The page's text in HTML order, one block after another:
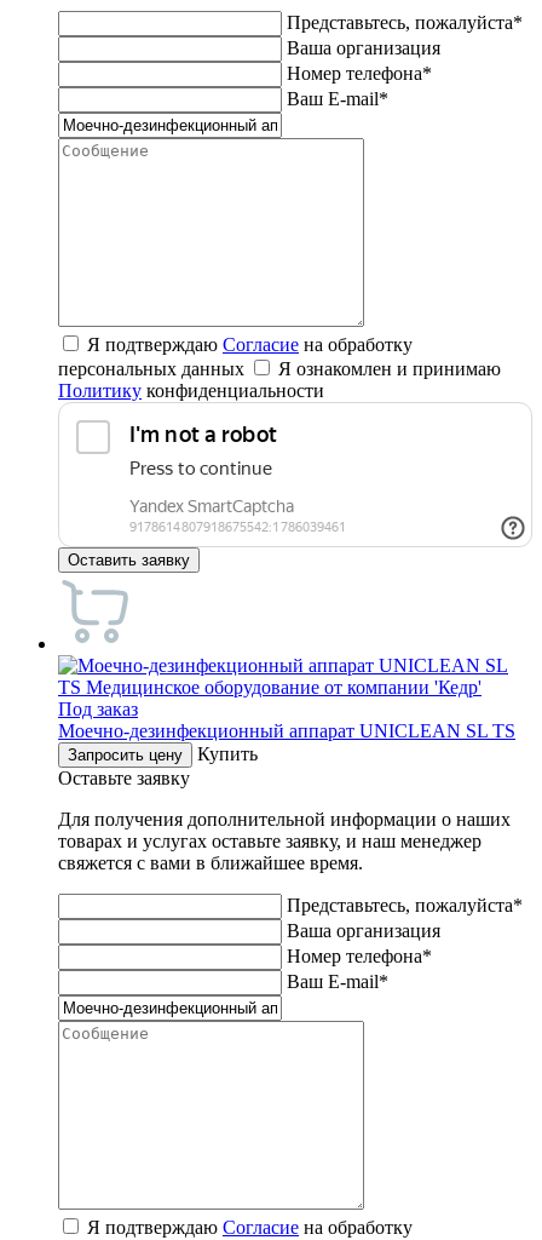
Представьтесь, пожалуйста*
Ваша организация
Номер телефона*
Ваш E-mail*
Я подтверждаю Согласие на обработку
персональных данных
Я ознакомлен и принимаю
Политику конфиденциальности
Оставить заявку
Под заказ
Mоечно-дезинфекционный аппарат UNICLEAN SL TS
Запросить цену
Купить
Оставьте заявку
Для получения дополнительной информации о наших
товарах и услугах оставьте заявку, и наш менеджер
свяжется с вами в ближайшее время.
Представьтесь, пожалуйста*
Ваша организация
Номер телефона*
Ваш E-mail*
Я подтверждаю Согласие на обработку